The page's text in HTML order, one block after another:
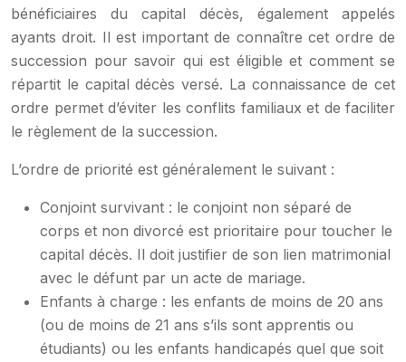
bénéficiaires du capital décès, également appelés
ayants droit. Il est important de connaître cet ordre de
succession pour savoir qui est éligible et comment se
répartit le capital décès versé. La connaissance de cet
ordre permet d’éviter les conflits familiaux et de faciliter
le règlement de la succession.
L’ordre de priorité est généralement le suivant :
Conjoint survivant : le conjoint non séparé de
corps et non divorcé est prioritaire pour toucher le
capital décès. Il doit justifier de son lien matrimonial
avec le défunt par un acte de mariage.
Enfants à charge : les enfants de moins de 20 ans
(ou de moins de 21 ans s’ils sont apprentis ou
étudiants) ou les enfants handicapés quel que soit